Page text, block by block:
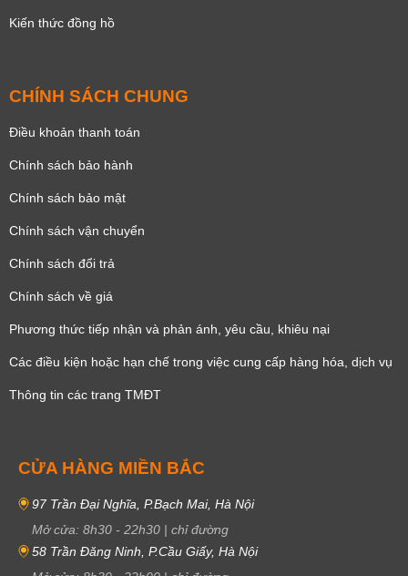
Kiến thức đồng hồ
CHÍNH SÁCH CHUNG
Điều khoản thanh toán
Chính sách bảo hành
Chính sách bảo mật
Chính sách vận chuyển
Chính sách đổi trả
Chính sách về giá
Phương thức tiếp nhận và phản ánh, yêu cầu, khiêu nại
Các điều kiện hoặc hạn chế trong việc cung cấp hàng hóa, dịch vụ
Thông tin các trang TMĐT
CỬA HÀNG MIỀN BẮC
97 Trần Đại Nghĩa, P.Bạch Mai, Hà Nội
Mở cửa: 8h30 - 22h30 | chỉ đường
58 Trần Đăng Ninh, P.Cầu Giấy, Hà Nội